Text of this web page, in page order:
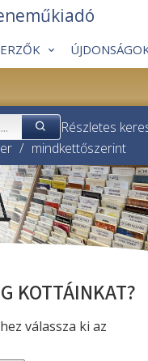
Részletes
/ mindkettőszerint
KOTTÁINKAT?
válassza ki az